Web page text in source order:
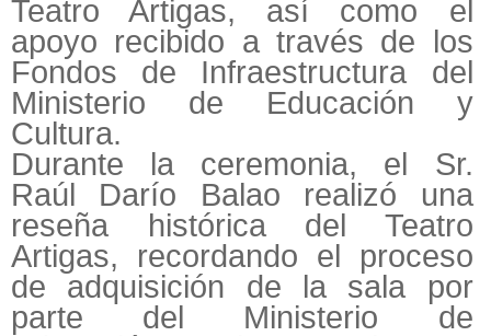
Teatro Artigas, así como el
apoyo recibido a través de los
Fondos de Infraestructura del
Ministerio de Educación y
Cultura.
Durante la ceremonia, el Sr.
Raúl Darío Balao realizó una
reseña histórica del Teatro
Artigas, recordando el proceso
de adquisición de la sala por
parte del Ministerio de